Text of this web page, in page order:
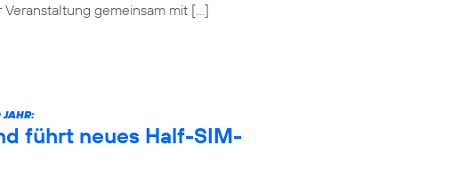
gemeinsam mit […]
JAHR:
führt neues Half-SIM-